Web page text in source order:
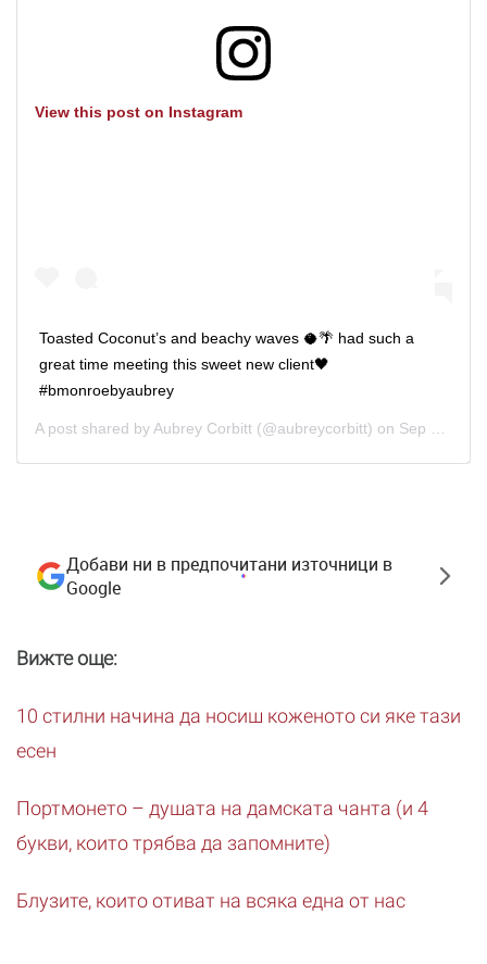
View this post on Instagram
Toasted Coconut’s and beachy waves 🥥🌴 had such a
great time meeting this sweet new client🖤
#bmonroebyaubrey
A post shared by Aubrey Corbitt (@aubreycorbitt) on Sep 7, 2018 at 5:50pm PDT
Добави ни в предпочитани източници в
Google
Вижте още:
10 стилни начина да носиш коженото си яке тази
есен
Портмонето – душата на дамската чанта (и 4
букви, които трябва да запомните)
Блузите, които отиват на всяка една от нас